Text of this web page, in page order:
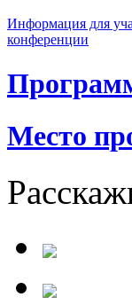
Информация для
конференции
Место